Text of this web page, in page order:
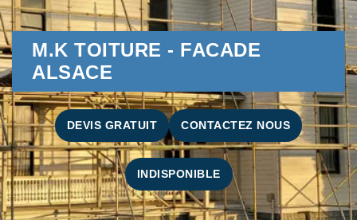
M.K TOITURE - FACADE
ALSACE
DEVIS GRATUIT CONTACTEZ NOUS
INDISPONIBLE